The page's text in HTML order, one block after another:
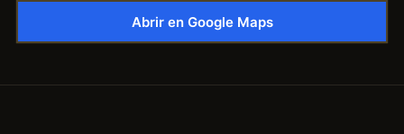
Abrir en Google Maps